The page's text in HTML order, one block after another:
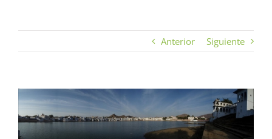
Anterior Siguiente
imagen
más
grande